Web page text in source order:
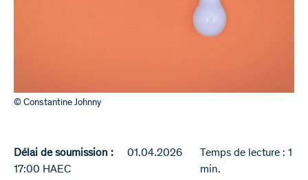
© Constantine Johnny
Délai de soumission :
01.04.2026
17:00 HAEC
Temps de lecture : 1
min.